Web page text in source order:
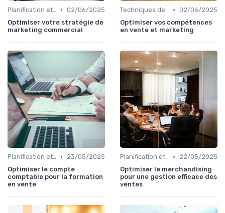
Planification et stratégie de vente • 02/06/2025
Optimiser votre stratégie de
marketing commercial
Techniques de vente • 02/06/2025
Optimiser vos compétences
en vente et marketing
Planification et stratégie de vente •
23/05/2025
Optimiser le compte
comptable pour la formation
en vente
Planification et stratégie de vente •
22/05/2025
Optimiser le merchandising
pour une gestion efficace des
ventes